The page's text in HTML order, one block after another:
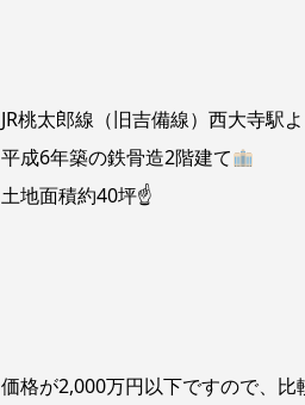
JR桃太郎線（旧吉備線）西大寺駅
平成6年築の鉄骨造2階建て
土地面積約40坪☝
価格が2,000万円以下ですので、